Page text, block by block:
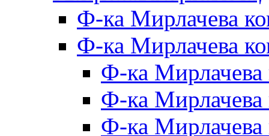
Ф-ка Мирлачева
Ф-ка Мирлачева
Ф-ка
Ф-ка Мирлачева
Ф-ка Мирлачева